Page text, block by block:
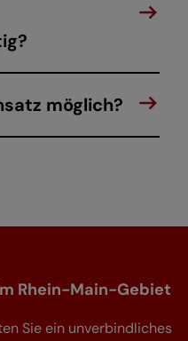
möglich?
Rhein-Main-Gebiet
Sie ein unverbindliches